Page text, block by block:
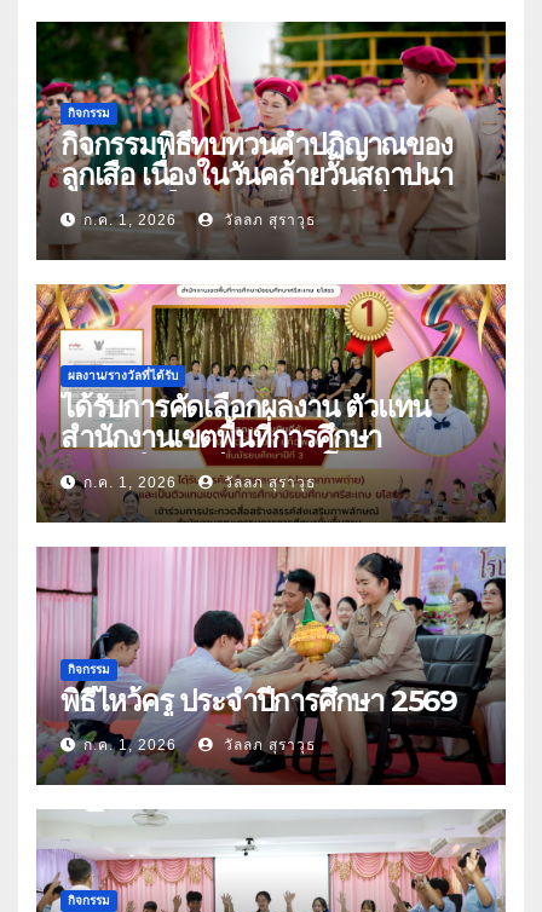
กิจกรรม
กิจกรรมพิธีทบทวนคำปฏิญาณของ
ลูกเสือ เนื่องในวันคล้ายวันสถาปนา
คณะลูกเสือแห่งชาติ ประจำปี 2569
ก.ค. 1, 2026 วัลลภ สุราวุธ
ผลงาน/รางวัลที่ได้รับ
ได้รับการคัดเลือกผลงาน ตัวแทน
สำนักงานเขตพื้นที่การศึกษา
มัธยมศึกษาศรีสะเกษ ยโสธร
ก.ค. 1, 2026 วัลลภ สุราวุธ
กิจกรรม
พิธีไหว้ครู ประจำปีการศึกษา 2569
ก.ค. 1, 2026 วัลลภ สุราวุธ
กิจกรรม